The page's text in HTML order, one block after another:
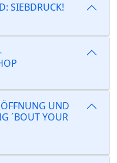
SIEBDRUCK!
UND
´BOUT YOUR